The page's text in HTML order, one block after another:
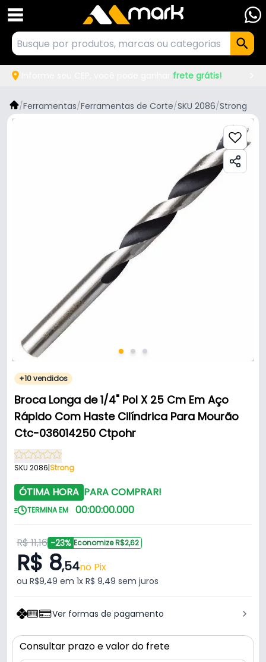
frete grátis!
/Ferramentas/Ferramentas de Corte/SKU 2086/Strong
+10 vendidos
Broca Longa de 1/4" Pol X 25 Cm Em Aço
Rápido Com Haste Cilíndrica Para Mourão
Ctc-036014250 Ctpohr
SKU 2086|Strong
ÓTIMA HORA PARA COMPRAR!
TERMINA EM 00:00:00.000
R$ 11,16 -23% Economize R$2,62
R$ 8,54no Pix
ou R$9,49 em 1x R$ 9,49 sem juros
Ver formas de pagamento
Consultar prazo e valor do frete